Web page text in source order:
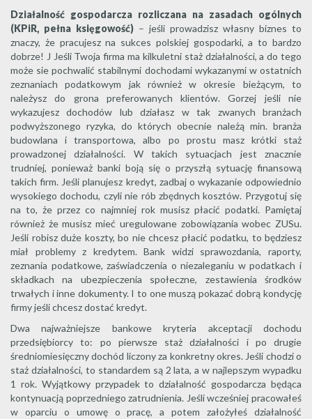
Działalność gospodarcza rozliczana na zasadach ogólnych
(KPiR, pełna księgowość) – jeśli prowadzisz własny biznes to
znaczy, że pracujesz na sukces polskiej gospodarki, a to bardzo
dobrze! J Jeśli Twoja firma ma kilkuletni staż działalności, a do tego
może sie pochwalić stabilnymi dochodami wykazanymi w ostatnich
zeznaniach podatkowym jak również w okresie bieżącym, to
należysz do grona preferowanych klientów. Gorzej jeśli nie
wykazujesz dochodów lub działasz w tak zwanych branżach
podwyższonego ryzyka, do których obecnie należą min. branża
budowlana i transportowa, albo po prostu masz krótki staż
prowadzonej działalności. W takich sytuacjach jest znacznie
trudniej, ponieważ banki boją się o przyszłą sytuację finansową
takich firm. Jeśli planujesz kredyt, zadbaj o wykazanie odpowiednio
wysokiego dochodu, czyli nie rób zbędnych kosztów. Przygotuj się
na to, że przez co najmniej rok musisz płacić podatki. Pamiętaj
również że musisz mieć uregulowane zobowiązania wobec ZUSu.
Jeśli robisz duże koszty, bo nie chcesz płacić podatku, to będziesz
miał problemy z kredytem. Bank widzi sprawozdania, raporty,
zeznania podatkowe, zaświadczenia o niezaleganiu w podatkach i
składkach na ubezpieczenia społeczne, zestawienia środków
trwałych i inne dokumenty. I to one muszą pokazać dobrą kondycję
firmy jeśli chcesz dostać kredyt.
Dwa najważniejsze bankowe kryteria akceptacji dochodu
przedsiębiorcy to: po pierwsze staż działalności i po drugie
średniomiesięczny dochód liczony za konkretny okres. Jeśli chodzi o
staż działalności, to standardem są 2 lata, a w najlepszym wypadku
1 rok. Wyjątkowy przypadek to działalność gospodarcza będąca
kontynuacją poprzedniego zatrudnienia. Jeśli wcześniej pracowałeś
w oparciu o umowę o pracę, a potem założyłeś działalność